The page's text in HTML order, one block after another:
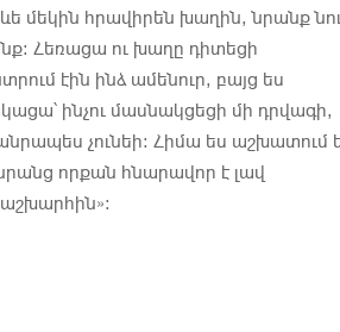
հրավիրեն խաղին, նրանք
Հեռացա ու խաղը դիտեցի
էին ինձ ամենուր, բայց ես
ինչու մասնակցեցի մի դրվագի,
չունեի։ Հիմա ես աշխատում
որքան հնարավոր է լավ